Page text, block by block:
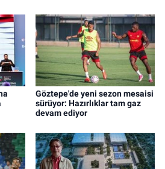
Göztepe'de yeni sezon mesaisi
sürüyor: Hazırlıklar tam gaz
devam ediyor